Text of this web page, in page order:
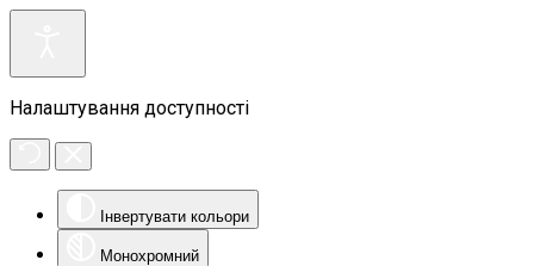
Налаштування доступності
Інвертувати кольори
Монохромний